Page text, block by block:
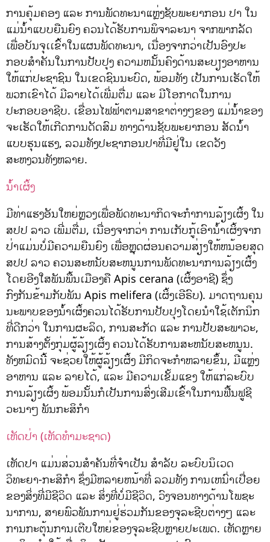
ການຄຸ້ມຄອງ ແລະ ການພັດທະນາແຫຼ່ງຊັບພະຍາກອນ ປາ ໃນ
ແມ່ນ້ໍາແບບຍືນຍົງ ຄວນໄດ້ຮັບການພິຈາລະນາ ຈາກພາກລັດ
ເພື່ອບັນຈຸເເຂົ້າໃນແຜນພັດທະນາ, ເນື່ອງຈາກວ່າເປັນອົງປະ
ກອບສໍາຄັນໃນການປັບປຸງ ຄວາມຫມັ້ນຄົງດ້ານສະບຽງອາຫານ
ໃຫ້ແກ່ປະຊາຊົນ ໃນເຂດຊົນນະບົດ, ພ້ອມທັງ ເປັນການເຮັດໃຫ້
ພວກເຂົາໄດ້ ມີລາຍໄດ້ເພີ່ມຕື່ມ ແລະ ມີໂອກາດໃນການ
ປະກອບອາຊີບ. ເຂື່ອນໄຟຟ້າຕາມສາຂາຕ່າງໆຂອງ ແມ່ນ້ໍາຂອງ
ຈະເຮັດໃຫ້ເກີດການດັດສົມ ທາງດ້ານຊັບພະຍາກອນ ສັດນ້ໍາ
ແບບຮຸນແຮງ, ລວມທັງປະຊາກອນປາທີ່ມີຢູ່ໃນ ເຂດວັງ
ສະຫງວນທັງຫລາຍ.
ນ້ຳເຜິ້ງ
ມີທ່າແຮງອັນໃຫຍ່ຫຼວງເພື່ອພັດທະນາກິດຈະກໍາການລ້ຽງເຜິ້ງ ໃນ
ສປປ ລາວ ເພີ່ມຕື່ມ, ເນື່ອງຈາກວ່າ ການເກັບກູ້ເອົານ້ໍາເຜິ້ງຈາກ
ປ່າແມ່ນບໍ່ມີຄວາມຍືນຍົງ ເພື່ອຫຼຸດຜ່ອນຄວາມສ່ຽງໃຫ້ຫນ້ອຍສຸດ
ສປປ ລາວ ຄວນສະຫນັບສະຫນູນການພັດທະນາການລ້ຽງເຜິ້ງ
ໂດຍອີງໃສພັນພື້ນເມືອງຄື Apis cerana (ເຜິ້ງອາຊີ) ຊຶ່ງ
ກົງກັນຂ້າມກັບພັນ Apis melifera (ເຜິ້ງເອີຣົບ). ມາດຖານຄຸນ
ນະພາບຂອງນ້ໍາເຜິ້ງຄວນໄດ້ຮັບການປັບປຸງໂດຍນໍາໃຊ້ເຕັກນິກ
ທີ່ດີກວ່າ ໃນການຜະລິດ, ການສະກັດ ແລະ ການປັບສະພາວະ,
ການສ້າງຕັ້ງກຸ່ມຜູ້ລ້ຽງເຜິ້ງ ຄວນໄດ້ຮັບການສະຫນັບສະຫນູນ.
ທັງຫມົດນີ້ ຈະຊ່ວຍໃຫ້ຜູ້ລ້ຽງເຜິ້ງ ມີກິດຈະກໍາຫລາຍຂຶ້ນ, ມີແຫຼ່ງ
ອາຫານ ແລະ ລາຍໄດ້, ແລະ ມີຄວາມເຂັ້ມແຂງ ໃຫ້ແກ່ລະບົບ
ການລ້ຽງເຜິ້ງ ພ້ອມນັ້ນກໍເປັນການສົ່ງເສີມເຂົ້າໃນການຟື້ນຟູຊີ
ວະນາໆ ພັນກະສິກໍາ
ເຫັດປ່າ (ເຫັດທຳມະຊາດ)
ເຫັດປາ ແມ່ນສ່ວນສໍາຄັນທີ່ຈໍາເປັນ ສໍາລັບ ລະບົບນິເວດ
ວິທະຍາ-ກະສິກໍາ ຊຶ່ງມີຫລາຍຫນ້າທີ່ ລວມທັງ ການເຫນົ່າເປື່ອຍ
ຂອງສິ່ງທີ່ມີຊີວິດ ແລະ ສິ່ງທີ່ບໍ່ມີຊີວິດ, ວົງຈອນທາງດ້ານໂພຊະ
ນາການ, ສາຍພົວພັນການຢູ່ຮ່ວມກັນຂອງຈຸລະຊີບຕ່າງໆ ແລະ
ການກະຕຸ້ນການເຕີບໃຫຍ່ຂອງຈຸລະຊີບຫຼາຍປະເພດ. ເຫັດຫຼາຍ